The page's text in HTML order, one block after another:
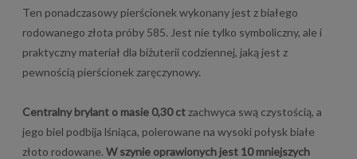
Ten ponadczasowy pierścionek wykonany jest z białego
rodowanego złota próby 585. Jest nie tylko symboliczny, ale i
praktyczny materiał dla biżuterii codziennej, jaką jest z
pewnością pierścionek zaręczynowy.
Centralny brylant o masie 0,30 ct zachwyca swą czystością, a
jego biel podbija lśniąca, polerowane na wysoki połysk białe
złoto rodowane. W szynie oprawionych jest 10 mniejszych